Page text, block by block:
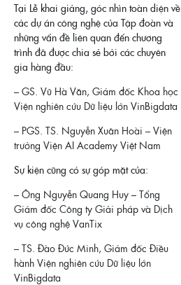
Tại Lễ khai giảng, góc nhìn toàn diện về
các dự án công nghệ của Tập đoàn và
những vấn đề liên quan đến chương
trình đã được chia sẻ bởi các chuyên
gia hàng đầu:
– GS. Vũ Hà Văn, Giám đốc Khoa học
Viện nghiên cứu Dữ liệu lớn VinBigdata
– PGS. TS. Nguyễn Xuân Hoài – Viện
trưởng Viện AI Academy Việt Nam
Sự kiện cũng có sự góp mặt của:
– Ông Nguyễn Quang Huy – Tổng
Giám đốc Công ty Giải pháp và Dịch
vụ công nghệ VanTix
– TS. Đào Đức Minh, Giám đốc Điều
hành Viện nghiên cứu Dữ liệu lớn
VinBigdata